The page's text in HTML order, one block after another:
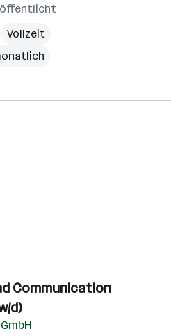
Vollzeit
Communication
d)